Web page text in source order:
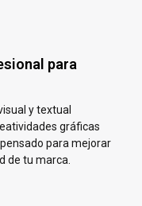
para
y textual
gráficas
para mejorar
de tu marca.